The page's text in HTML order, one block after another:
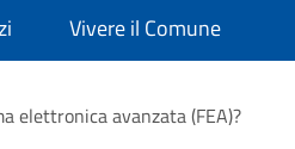
Vivere il Comune
elettronica avanzata (FEA)?